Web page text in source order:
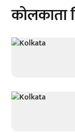
कोलकाता